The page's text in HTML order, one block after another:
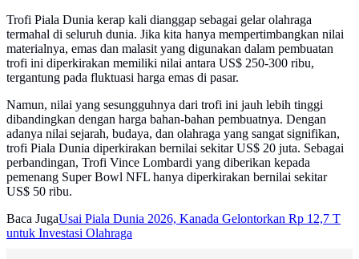
Trofi Piala Dunia kerap kali dianggap sebagai gelar olahraga
termahal di seluruh dunia. Jika kita hanya mempertimbangkan nilai
materialnya, emas dan malasit yang digunakan dalam pembuatan
trofi ini diperkirakan memiliki nilai antara US$ 250-300 ribu,
tergantung pada fluktuasi harga emas di pasar.
Namun, nilai yang sesungguhnya dari trofi ini jauh lebih tinggi
dibandingkan dengan harga bahan-bahan pembuatnya. Dengan
adanya nilai sejarah, budaya, dan olahraga yang sangat signifikan,
trofi Piala Dunia diperkirakan bernilai sekitar US$ 20 juta. Sebagai
perbandingan, Trofi Vince Lombardi yang diberikan kepada
pemenang Super Bowl NFL hanya diperkirakan bernilai sekitar
US$ 50 ribu.
Baca JugaUsai Piala Dunia 2026, Kanada Gelontorkan Rp 12,7 T
untuk Investasi Olahraga